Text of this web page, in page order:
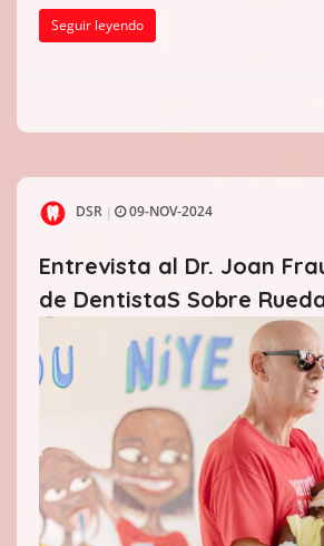
Seguir leyendo
DSR | 09-NOV-2024
Entrevista al Dr. Joan
de DentistaS Sobre